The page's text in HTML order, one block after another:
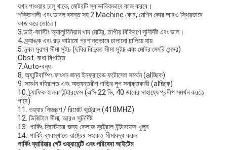
যখন পাওয়ার চালু থাকে, মোটরটি স্বাভাবিকভাবে কাজ করবে।
শক্তিশালী এবং ডাবল বসন্ত সহ 2.Machine কোর, মেশিন কোর আরও স্থিরভাবে
কাজ করে তোলে।
3.ডাই-কাস্টিং অ্যালুমিনিয়াম খাদ মোটর, তাপীয় বিকিরণে সুনির্দিষ্ট এবং ভাল।
4. ক্র্যাঙ্ক এবং রড কাঠামো প্রশান্তভাবে চালানো চালিয়ে যায়
5.ডুবল সুরক্ষা সীমা সুইচ (ছবির বিদ্যুত সীমা সুইচ এবং মোটর মেমরি সেন্সর)
Obst. বাধা বিপত্তি
7.Auto-বন্ধ
8. অ্যান্টিবাম্পিং ফাংশন জন্য ইনফ্রারেড ফটোসেল সমর্থন (alচ্ছিক)
9. সমর্থন বহিরাগত এবং অভ্যন্তরীণ গাড়ির লুপ সনাক্তকারী (alচ্ছিক)
10. ট্র্যাফিক হালকা ইন্টারফেস (এসি 22 ভি, 40 ডাবের সাহায্যে প্রদীপ সমর্থন করতে
পারে)
11. ওয়্যার নিয়ন্ত্রণ / রিমোট কন্ট্রোল (418MHZ)
12. ডিজিটাল সীমা, আরও সুনির্দিষ্ট
13. পার্কিং সিস্টেমের জন্য ক্লোজ কন্ট্রোল ইন্টারফেস খুলুন
14. পার্কিং ব্যবস্থাতে রাষ্ট্রের সংকেত সীমাবদ্ধ করুন
পার্কিং ব্যারিয়ার গেট ওয়্যারেন্টি এবং পরিষেবা আইটেম